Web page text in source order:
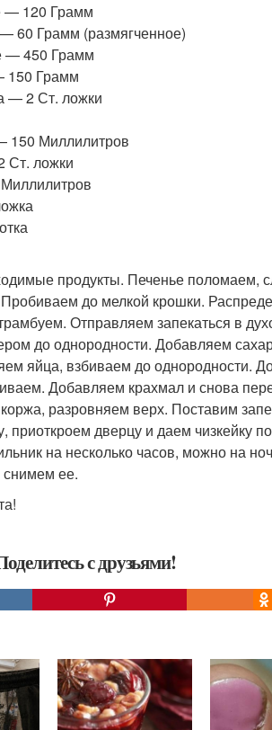
— 120 Грамм
60 Грамм (размягченное)
— 450 Грамм
150 Грамм
— 2 Ст. ложки
150 Миллилитров
Ст. ложки
продукты. Печенье поломаем,
до мелкой крошки.
Отправляем запекаться в
до однородности. Добавляем
яйца, взбиваем до однородности.
Добавляем крахмал и снова
разровняем верх. Поставим
приоткроем дверцу и даем чизкейку
на несколько часов, можно на
ее.
с друзьями!